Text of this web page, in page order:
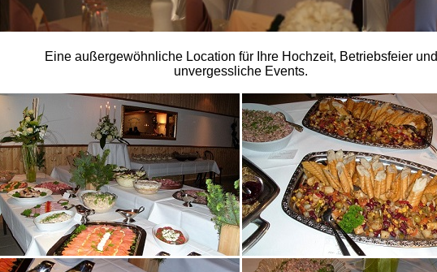
Eine außergewöhnliche Location für Ihre Hochzeit, Betriebsfeier und
unvergessliche Events.